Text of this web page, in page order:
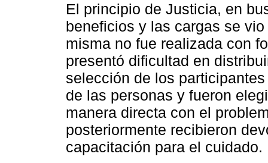
El principio de Justicia, en
beneficios y las cargas se
misma no fue realizada con
presentó dificultad en
selección de los
de las personas y fueron
manera directa con el
posteriormente recibieron
capacitación para el cuidado.